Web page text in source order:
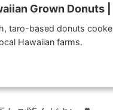
Grown Donuts
taro-based donuts
Hawaiian farms.